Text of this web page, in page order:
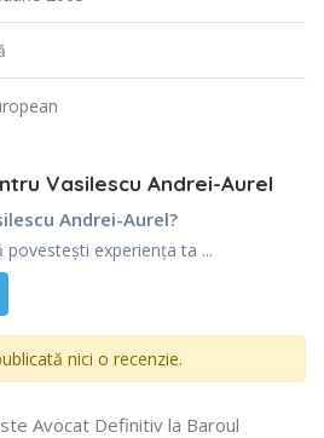
Vasilescu Andrei-Aurel
Andrei-Aurel?
povestești experiența ta ...
nici o recenzie.
Avocat Definitiv la Baroul